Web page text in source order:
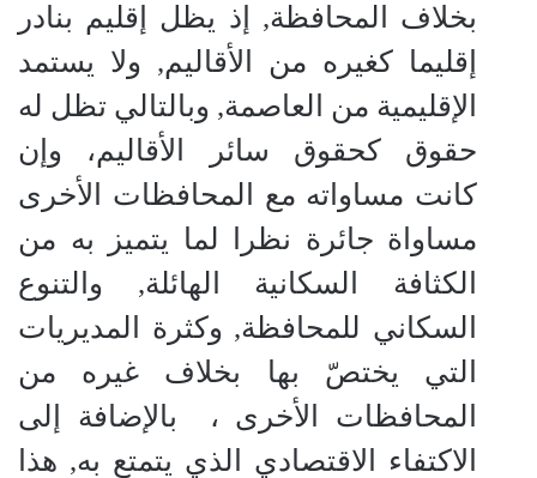
بخلاف المحافظة, إذ يظل إقليم بنادر
إقليما كغيره من الأقاليم, ولا يستمد
الإقليمية من العاصمة, وبالتالي تظل له
حقوق كحقوق سائر الأقاليم، وإن
كانت مساواته مع المحافظات الأخرى
مساواة جائرة نظرا لما يتميز به من
الكثافة السكانية الهائلة, والتنوع
السكاني للمحافظة, وكثرة المديريات
التي يختصّ بها بخلاف غيره من
المحافظات الأخرى ،
بالإضافة إلى
الاكتفاء الاقتصادي الذي يتمتع به, هذا